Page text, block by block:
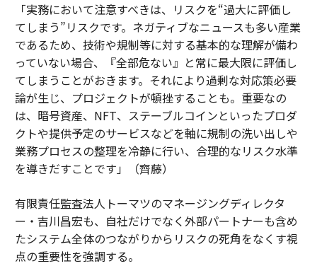
「実務において注意すべきは、リスクを“過大に評価し
てしまう”リスクです。ネガティブなニュースも多い産業
であるため、技術や規制等に対する基本的な理解が備わ
っていない場合、『全部危ない』と常に最大限に評価し
てしまうことがおきます。それにより過剰な対応策必要
論が生じ、プロジェクトが頓挫することも。重要なの
は、暗号資産、NFT、ステーブルコインといったプロダ
クトや提供予定のサービスなどを軸に規制の洗い出しや
業務プロセスの整理を冷静に行い、合理的なリスク水準
を導きだすことです」（齊藤）
有限責任監査法人トーマツのマネージングディレクタ
ー・吉川昌宏も、自社だけでなく外部パートナーも含め
たシステム全体のつながりからリスクの死角をなくす視
点の重要性を強調する。